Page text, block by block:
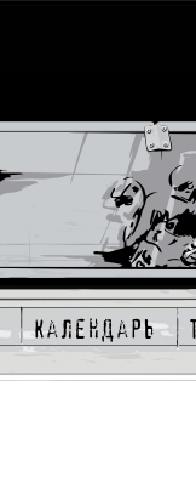
календарь